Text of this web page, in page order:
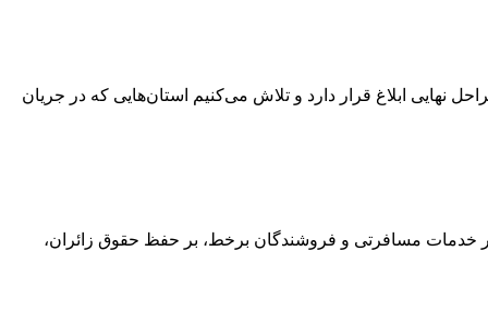
به استان‌های کشور خبر داد و گفت: ۸۰ هزار میلیارد تومان دیگر در مراحل نهایی ابلاغ قرار دارد و تلاش می‌کنیم استان‌هایی که در جریان
و ضوابط فروش بلیت پروازهای اربعین ۱۴۰۵ به شرکت‌های هواپیمایی، دفاتر خدمات مسافرتی و فروشندگان برخط، بر حفظ حقوق زائران،